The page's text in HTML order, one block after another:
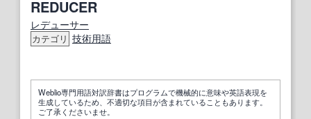
REDUCER
レデューサー
カテゴリ 技術用語
Weblio専門用語対訳辞書はプログラムで機械的に意味や英語表現を
生成しているため、不適切な項目が含まれていることもあります。
ご了承くださいませ。